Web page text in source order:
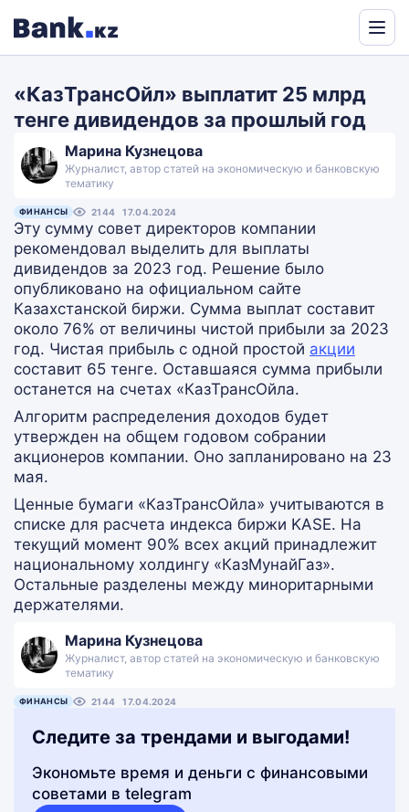
Translate
«КазТрансОйл» выплатит 25 млрд
тенге дивидендов за прошлый год
Марина Кузнецова
Журналист, автор статей на экономическую и банковскую
тематику
ФИНАНСЫ 2144 17.04.2024
Эту сумму совет директоров компании
рекомендовал выделить для выплаты
дивидендов за 2023 год. Решение было
опубликовано на официальном сайте
Казахстанской биржи. Сумма выплат составит
около 76% от величины чистой прибыли за 2023
год. Чистая прибыль с одной простой акции
составит 65 тенге. Оставшаяся сумма прибыли
останется на счетах «КазТрансОйла.
Алгоритм распределения доходов будет
утвержден на общем годовом собрании
акционеров компании. Оно запланировано на 23
мая.
Ценные бумаги «КазТрансОйла» учитываются в
списке для расчета индекса биржи KASE. На
текущий момент 90% всех акций принадлежит
национальному холдингу «КазМунайГаз».
Остальные разделены между миноритарными
держателями.
Марина Кузнецова
Журналист, автор статей на экономическую и банковскую
тематику
ФИНАНСЫ 2144 17.04.2024
Следите за трендами и выгодами!
Экономьте время и деньги с финансовыми
советами в telegram